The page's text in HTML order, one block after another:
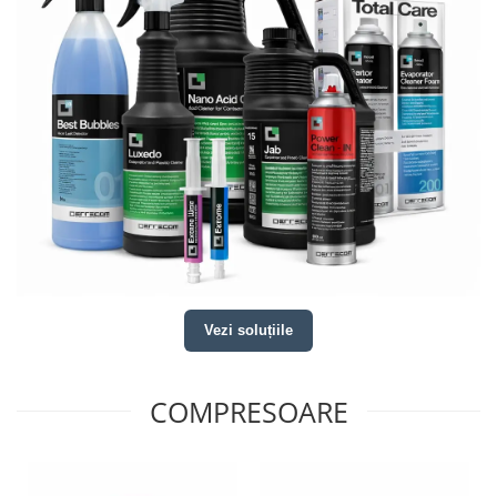
Vezi soluțiile
COMPRESOARE